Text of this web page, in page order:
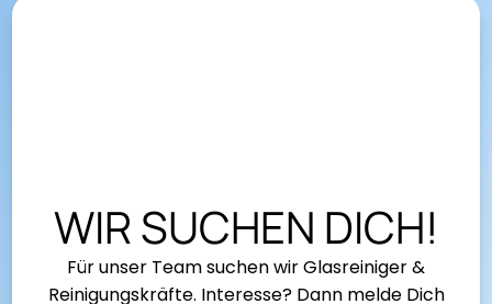
WIR SUCHEN DICH!
Für unser Team suchen wir Glasreiniger &
Reinigungskräfte. Interesse? Dann melde Dich